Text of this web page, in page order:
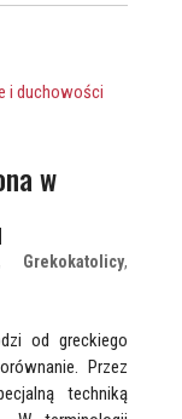
w
Grekokatolicy,
od greckiego
Przez
techniką